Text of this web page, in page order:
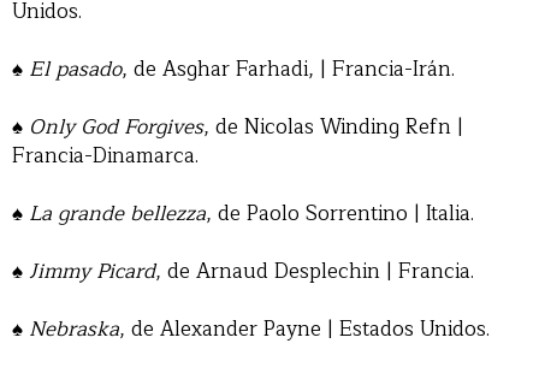
Unidos.
♠ El pasado, de Asghar Farhadi, | Francia-Irán.
♠ Only God Forgives, de Nicolas Winding Refn |
Francia-Dinamarca.
♠ La grande bellezza, de Paolo Sorrentino | Italia.
♠Jimmy Picard, de Arnaud Desplechin | Francia.
♠ Nebraska, de Alexander Payne | Estados Unidos.